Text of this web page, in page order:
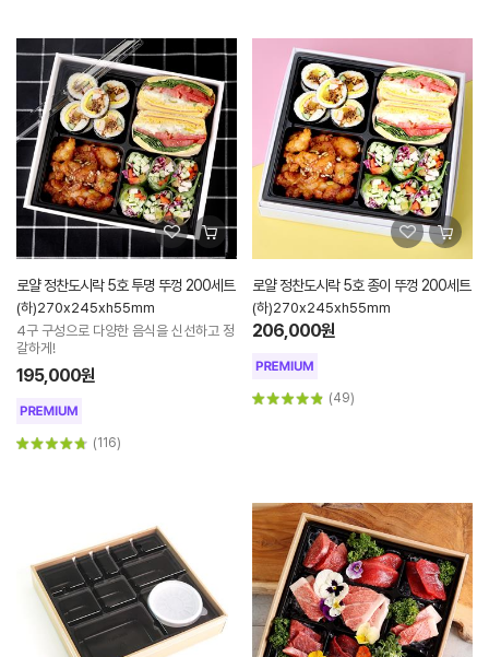
로얄 정찬도시락 5호 투명 뚜껑 200세트
(하)270x245xh55mm
4구 구성으로 다양한 음식을 신선하고 정
갈하게!
195,000원
(116)
로얄 정찬도시락 5호 종이 뚜껑 200세트
(하)270x245xh55mm
206,000원
(49)